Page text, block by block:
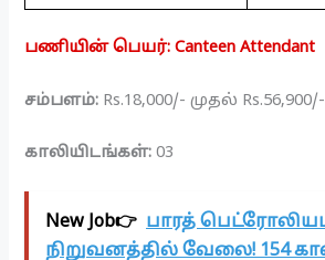
பணியின் பெயர்: Canteen Attendant
சம்பளம்: Rs.18,000/- முதல்
காலியிடங்கள்: 03
New Job👉 பாரத்
நிறுவனத்தில் வேலை! 154